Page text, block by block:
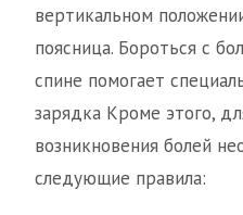
вертикальном
поясница. Бороться с
спине помогает
зарядка Кроме этого,
возникновения болей
следующие правила: